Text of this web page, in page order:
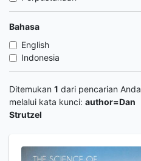
Bahasa
English
Indonesia
Ditemukan 1 dari pencarian Anda
melalui kata kunci: author=Dan
Strutzel